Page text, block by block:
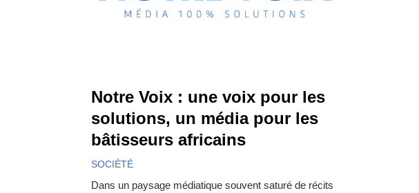
Notre Voix : une voix pour les
solutions, un média pour les
bâtisseurs africains
SOCIÉTÉ
Dans un paysage médiatique souvent saturé de récits